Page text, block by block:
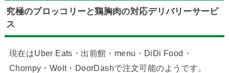
究極のブロッコリーと鶏胸肉の対応デリバリーサービ
ス
現在はUber Eats・出前館・menu・DiDi Food・
Chompy・Wolt・DoorDashで注文可能のようです。